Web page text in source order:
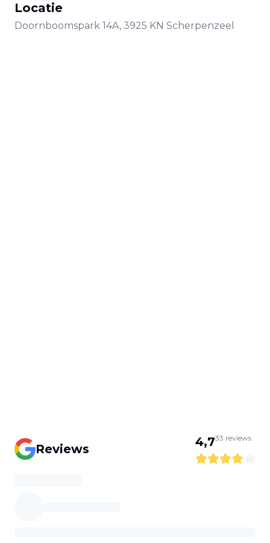
Locatie
Doornboomspark 14A, 3925 KN Scherpenzeel
Reviews 4,733 reviews